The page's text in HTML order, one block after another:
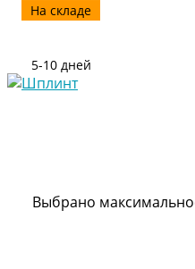
На складе
5-10 дней
Выбрано